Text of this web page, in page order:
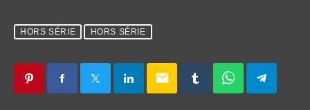
HORS SÉRIE HORS SÉRIE
email